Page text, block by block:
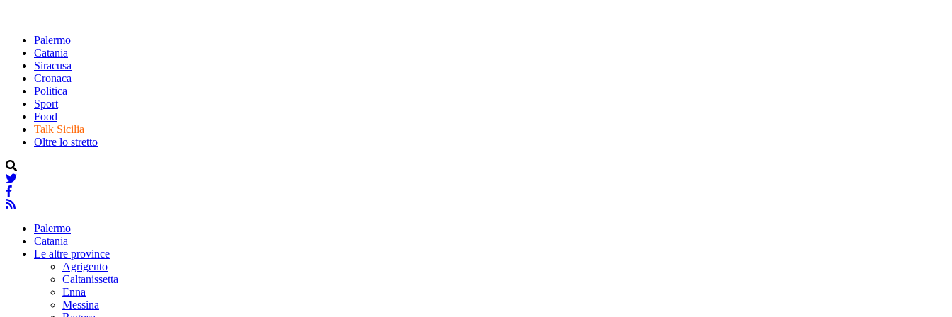
Palermo
Catania
Siracusa
Cronaca
Politica
Sport
Food
Talk Sicilia
Oltre lo stretto
Palermo
Catania
Le altre province
Agrigento
Caltanissetta
Enna
Messina